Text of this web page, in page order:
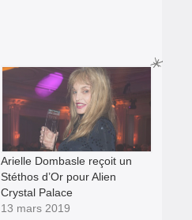
Arielle Dombasle reçoit un
Stéthos d’Or pour Alien
Crystal Palace
13 mars 2019